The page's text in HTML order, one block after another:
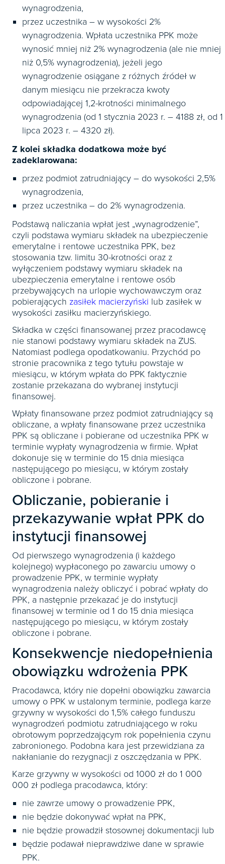
wynagrodzenia,
przez uczestnika – w wysokości 2%
wynagrodzenia. Wpłata uczestnika PPK może
wynosić mniej niż 2% wynagrodzenia (ale nie mniej
niż 0,5% wynagrodzenia), jeżeli jego
wynagrodzenie osiągane z różnych źródeł w
danym miesiącu nie przekracza kwoty
odpowiadającej 1,2-krotności minimalnego
wynagrodzenia (od 1 stycznia 2023 r. – 4188 zł, od 1
lipca 2023 r. – 4320 zł).
Z kolei składka dodatkowa może być
zadeklarowana:
przez podmiot zatrudniający – do wysokości 2,5%
wynagrodzenia,
przez uczestnika – do 2% wynagrodzenia.
Podstawą naliczania wpłat jest „wynagrodzenie”,
czyli podstawa wymiaru składek na ubezpieczenie
emerytalne i rentowe uczestnika PPK, bez
stosowania tzw. limitu 30-krotności oraz z
wyłączeniem podstawy wymiaru składek na
ubezpieczenia emerytalne i rentowe osób
przebywających na urlopie wychowawczym oraz
pobierających zasiłek macierzyński lub zasiłek w
wysokości zasiłku macierzyńskiego.
Składka w części finansowanej przez pracodawcę
nie stanowi podstawy wymiaru składek na ZUS.
Natomiast podlega opodatkowaniu. Przychód po
stronie pracownika z tego tytułu powstaje w
miesiącu, w którym wpłata do PPK faktycznie
zostanie przekazana do wybranej instytucji
finansowej.
Wpłaty finansowane przez podmiot zatrudniający są
obliczane, a wpłaty finansowane przez uczestnika
PPK są obliczane i pobierane od uczestnika PPK w
terminie wypłaty wynagrodzenia w firmie. Wpłat
dokonuje się w terminie do 15 dnia miesiąca
następującego po miesiącu, w którym zostały
obliczone i pobrane.
Obliczanie, pobieranie i
przekazywanie wpłat PPK do
instytucji finansowej
Od pierwszego wynagrodzenia (i każdego
kolejnego) wypłaconego po zawarciu umowy o
prowadzenie PPK, w terminie wypłaty
wynagrodzenia należy obliczyć i pobrać wpłaty do
PPK, a następnie przekazać je do instytucji
finansowej w terminie od 1 do 15 dnia miesiąca
następującego po miesiącu, w którym zostały
obliczone i pobrane.
Konsekwencje niedopełnienia
obowiązku wdrożenia PPK
Pracodawca, który nie dopełni obowiązku zawarcia
umowy o PPK w ustalonym terminie, podlega karze
grzywny w wysokości do 1,5% całego funduszu
wynagrodzeń podmiotu zatrudniającego w roku
obrotowym poprzedzającym rok popełnienia czynu
zabronionego. Podobna kara jest przewidziana za
nakłanianie do rezygnacji z oszczędzania w PPK.
Karze grzywny w wysokości od 1000 zł do 1 000
000 zł podlega pracodawca, który:
nie zawrze umowy o prowadzenie PPK,
nie będzie dokonywać wpłat na PPK,
nie będzie prowadził stosownej dokumentacji lub
będzie podawał nieprawdziwe dane w sprawie
PPK.